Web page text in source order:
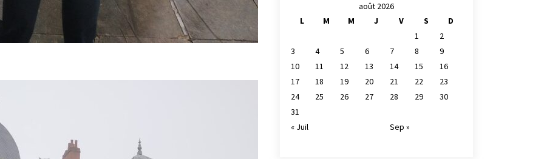
août 2026
L
M M J V S
D
1
2
3
4 5 6 7 8
9
10
11 12 13 14 15
16
17
18 19 20 21 22
23
24
25 26 27 28 29
30
31
« Juil
Sep »